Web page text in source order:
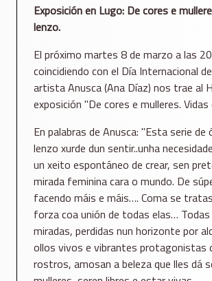
Exposición en Lugo: De cores e
lenzo.
El próximo martes 8 de marzo a las
coincidiendo con el Día Internacional
artista Anusca (Ana Díaz) nos trae al
exposición "De cores e mulleres. Vidas
En palabras de Anusca: "Esta serie de
lenzo xurde dun sentir..unha
un xeito espontáneo de crear, sen
mirada feminina cara o mundo. De
facendo máis e máis…. Coma se
forza coa unión de todas elas…
miradas, perdidas nun horizonte por
ollos vivos e vibrantes protagonistas
rostros, amosan a beleza que lles dá